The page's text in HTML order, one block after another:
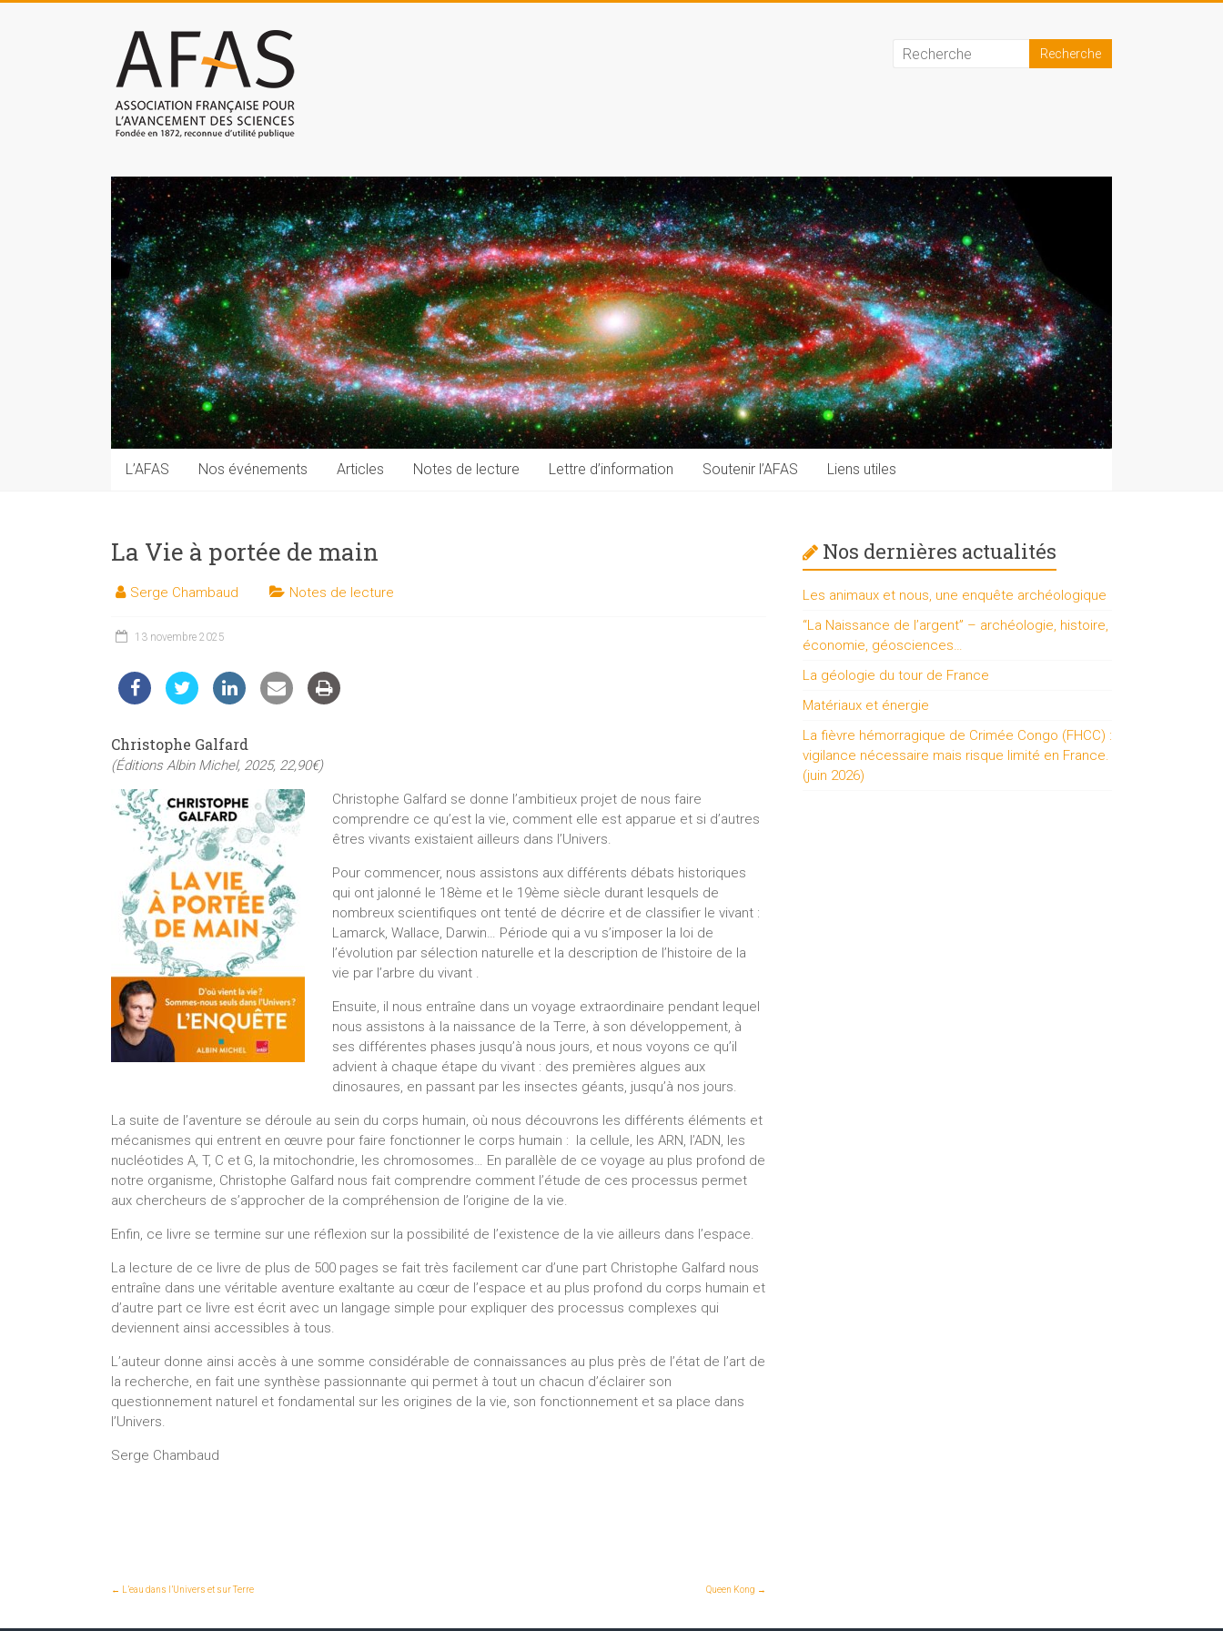
Association
française
pour
des
sciences
(AFAS)
Promouvoir
les
sciences
et
les
techniques
auprès
du
public
L’AFAS Nos événements Articles Notes de lecture Lettre d’information Soutenir l’AFAS Liens utiles
La Vie à portée de main
Serge Chambaud Notes de lecture
13 novembre 2025
Christophe Galfard
(Éditions Albin Michel, 2025, 22,90€)
Christophe Galfard se donne l’ambitieux projet de nous faire
comprendre ce qu’est la vie, comment elle est apparue et si d’autres
êtres vivants existaient ailleurs dans l’Univers.
Pour commencer, nous assistons aux différents débats historiques
qui ont jalonné le 18ème et le 19ème siècle durant lesquels de
nombreux scientifiques ont tenté de décrire et de classifier le vivant :
Lamarck, Wallace, Darwin… Période qui a vu s’imposer la loi de
l’évolution par sélection naturelle et la description de l’histoire de la
vie par l’arbre du vivant .
Ensuite, il nous entraîne dans un voyage extraordinaire pendant lequel
nous assistons à la naissance de la Terre, à son développement, à
ses différentes phases jusqu’à nous jours, et nous voyons ce qu’il
advient à chaque étape du vivant : des premières algues aux
dinosaures, en passant par les insectes géants, jusqu’à nos jours.
La suite de l’aventure se déroule au sein du corps humain, où nous découvrons les différents éléments et
mécanismes qui entrent en œuvre pour faire fonctionner le corps humain : la cellule, les ARN, l’ADN, les
nucléotides A, T, C et G, la mitochondrie, les chromosomes… En parallèle de ce voyage au plus profond de
notre organisme, Christophe Galfard nous fait comprendre comment l’étude de ces processus permet
aux chercheurs de s’approcher de la compréhension de l’origine de la vie.
Enfin, ce livre se termine sur une réflexion sur la possibilité de l’existence de la vie ailleurs dans l’espace.
La lecture de ce livre de plus de 500 pages se fait très facilement car d’une part Christophe Galfard nous
entraîne dans une véritable aventure exaltante au cœur de l’espace et au plus profond du corps humain et
d’autre part ce livre est écrit avec un langage simple pour expliquer des processus complexes qui
deviennent ainsi accessibles à tous.
L’auteur donne ainsi accès à une somme considérable de connaissances au plus près de l’état de l’art de
la recherche, en fait une synthèse passionnante qui permet à tout un chacun d’éclairer son
questionnement naturel et fondamental sur les origines de la vie, son fonctionnement et sa place dans
l’Univers.
Serge Chambaud
← L’eau dans l’Univers et sur Terre Queen Kong →
Nos dernières actualités
Les animaux et nous, une enquête archéologique
“La Naissance de l’argent” – archéologie, histoire,
économie, géosciences…
La géologie du tour de France
Matériaux et énergie
La fièvre hémorragique de Crimée Congo (FHCC) :
vigilance nécessaire mais risque limité en France.
(juin 2026)